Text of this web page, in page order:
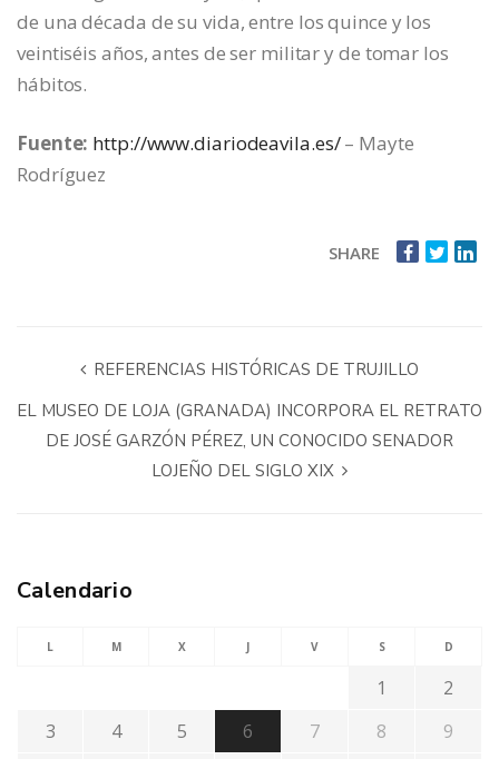
de una década de su vida, entre los quince y los
veintiséis años, antes de ser militar y de tomar los
hábitos.
Fuente: http://www.diariodeavila.es/– Mayte
Rodríguez
SHARE
REFERENCIAS HISTÓRICAS DE TRUJILLO
EL MUSEO DE LOJA (GRANADA) INCORPORA EL RETRATO
DE JOSÉ GARZÓN PÉREZ, UN CONOCIDO SENADOR
LOJEÑO DEL SIGLO XIX
Calendario
L M X J V S D
1
2
3
4 5 6 7 8 9